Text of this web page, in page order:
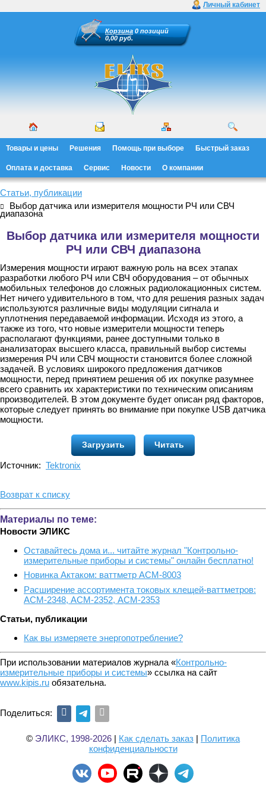
Личный кабинет
Корзина 0 позиций
0,00 руб.
Товары и цены Решения Помощь при выборе Быстрый заказ
Оплата и доставка Сервис Новости О компании
Статьи, публикации
Выбор датчика или измерителя мощности РЧ или СВЧ
диапазона
Выбор датчика или измерителя мощности
РЧ или СВЧ диапазона
Измерения мощности играют важную роль на всех этапах
разработки любого РЧ или СВЧ оборудования – от обычных
мобильных телефонов до сложных радиолокационных систем.
Нет ничего удивительного в том, что для решения разных задач
используются различные виды модуляции сигнала и
уплотнения передаваемой информации. Исходя из этого, а
также из того, что новые измерители мощности теперь
располагают функциями, ранее доступными только в
анализаторах высшего класса, правильный выбор системы
измерения РЧ или СВЧ мощности становится более сложной
задачей. В условиях широкого предложения датчиков
мощности, перед принятием решения об их покупке разумнее
всего сравнить их характеристики по техническим описаниям
производителей. В этом документе будет описан ряд факторов,
которые следует принять во внимание при покупке USB датчика
мощности.
Загрузить Читать
Источник: Tektronix
Возврат к списку
Материалы по теме:
Новости ЭЛИКС
Оставайтесь дома и... читайте журнал "Контрольно-
измерительные приборы и системы" онлайн бесплатно!
Новинка Актаком: ваттметр АСМ-8003
Расширение ассортимента токовых клещей-ваттметров:
АСМ-2348, АСМ-2352, АСМ-2353
Статьи, публикации
Как вы измеряете энергопотребление?
При использовании материалов журнала «Контрольно-
измерительные приборы и системы» ссылка на сайт
www.kipis.ru обязательна.
Поделиться:
© ЭЛИКС, 1998-2026 | Как сделать заказ | Политика
конфиденциальности